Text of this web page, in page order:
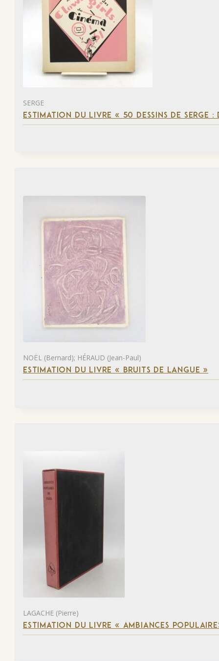
SERGE
ESTIMATION DU LIVRE « 50 DESSINS DE SERGE
NOËL (Bernard); HÉRAUD (Jean-Paul)
ESTIMATION DU LIVRE « BRUITS DE LANGUE »
LAGACHE (Pierre)
ESTIMATION DU LIVRE « AMBIANCES